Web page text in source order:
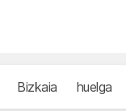
Bizkaia huelga